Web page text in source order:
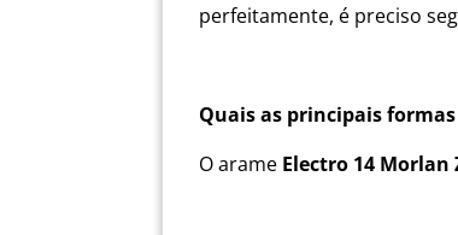
perfeitamente, é preciso
Quais as principais
O arame Electro 14 Morlan